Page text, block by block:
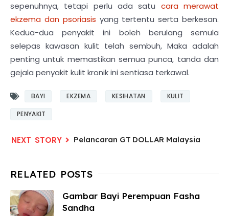
sepenuhnya, tetapi perlu ada satu cara merawat
ekzema dan psoriasis yang tertentu serta berkesan.
Kedua-dua penyakit ini boleh berulang semula
selepas kawasan kulit telah sembuh, Maka adalah
penting untuk memastikan semua punca, tanda dan
gejala penyakit kulit kronik ini sentiasa terkawal.
BAYI EKZEMA KESIHATAN KULIT
PENYAKIT
Pelancaran GT DOLLAR Malaysia
Gambar Bayi Perempuan Fasha
Sandha